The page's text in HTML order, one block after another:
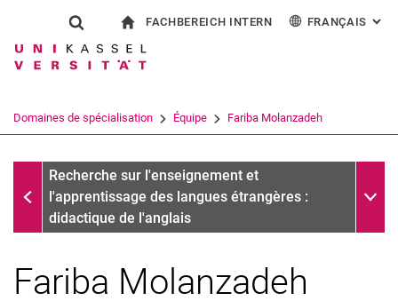
Jump directly to: content
Jump directly to: search
Jump directly to: main
Show search form
Search term
Search (opens an external link in a
FACHBEREICH INTERN FRANÇAIS :
Domaines de spécialisation Équipe Fariba Molanzadeh
ÉquipeRecherche sur l'enseignement et
l'apprentissage des langues étrangères :
didactique de l'anglais
Fariba Molanzadeh